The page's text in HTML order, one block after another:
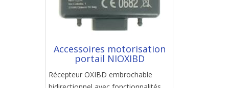
Accessoires motorisation
portail NIOXIBD
Récepteur OXIBD embrochable